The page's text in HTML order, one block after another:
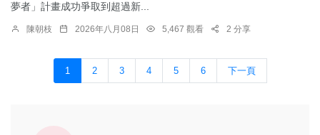
夢者」計畫成功爭取到超過新...
陳朝枝 2026年八月08日 5,467 觀看 2 分享
1 2 3 4 5 6 下一頁